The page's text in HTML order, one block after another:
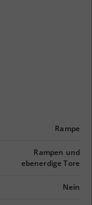
Rampe
Rampen und
ebenerdige Tore
Nein